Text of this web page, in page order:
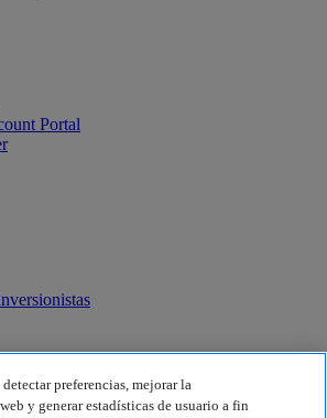
Portal
preferencias, mejorar la
y generar estadísticas de usuario a fin